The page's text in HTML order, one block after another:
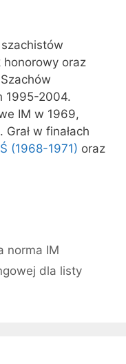
honorowy oraz
1995-2004.
IM w 1969,
w finałach
(1968-1971) oraz
norma IM
dla listy